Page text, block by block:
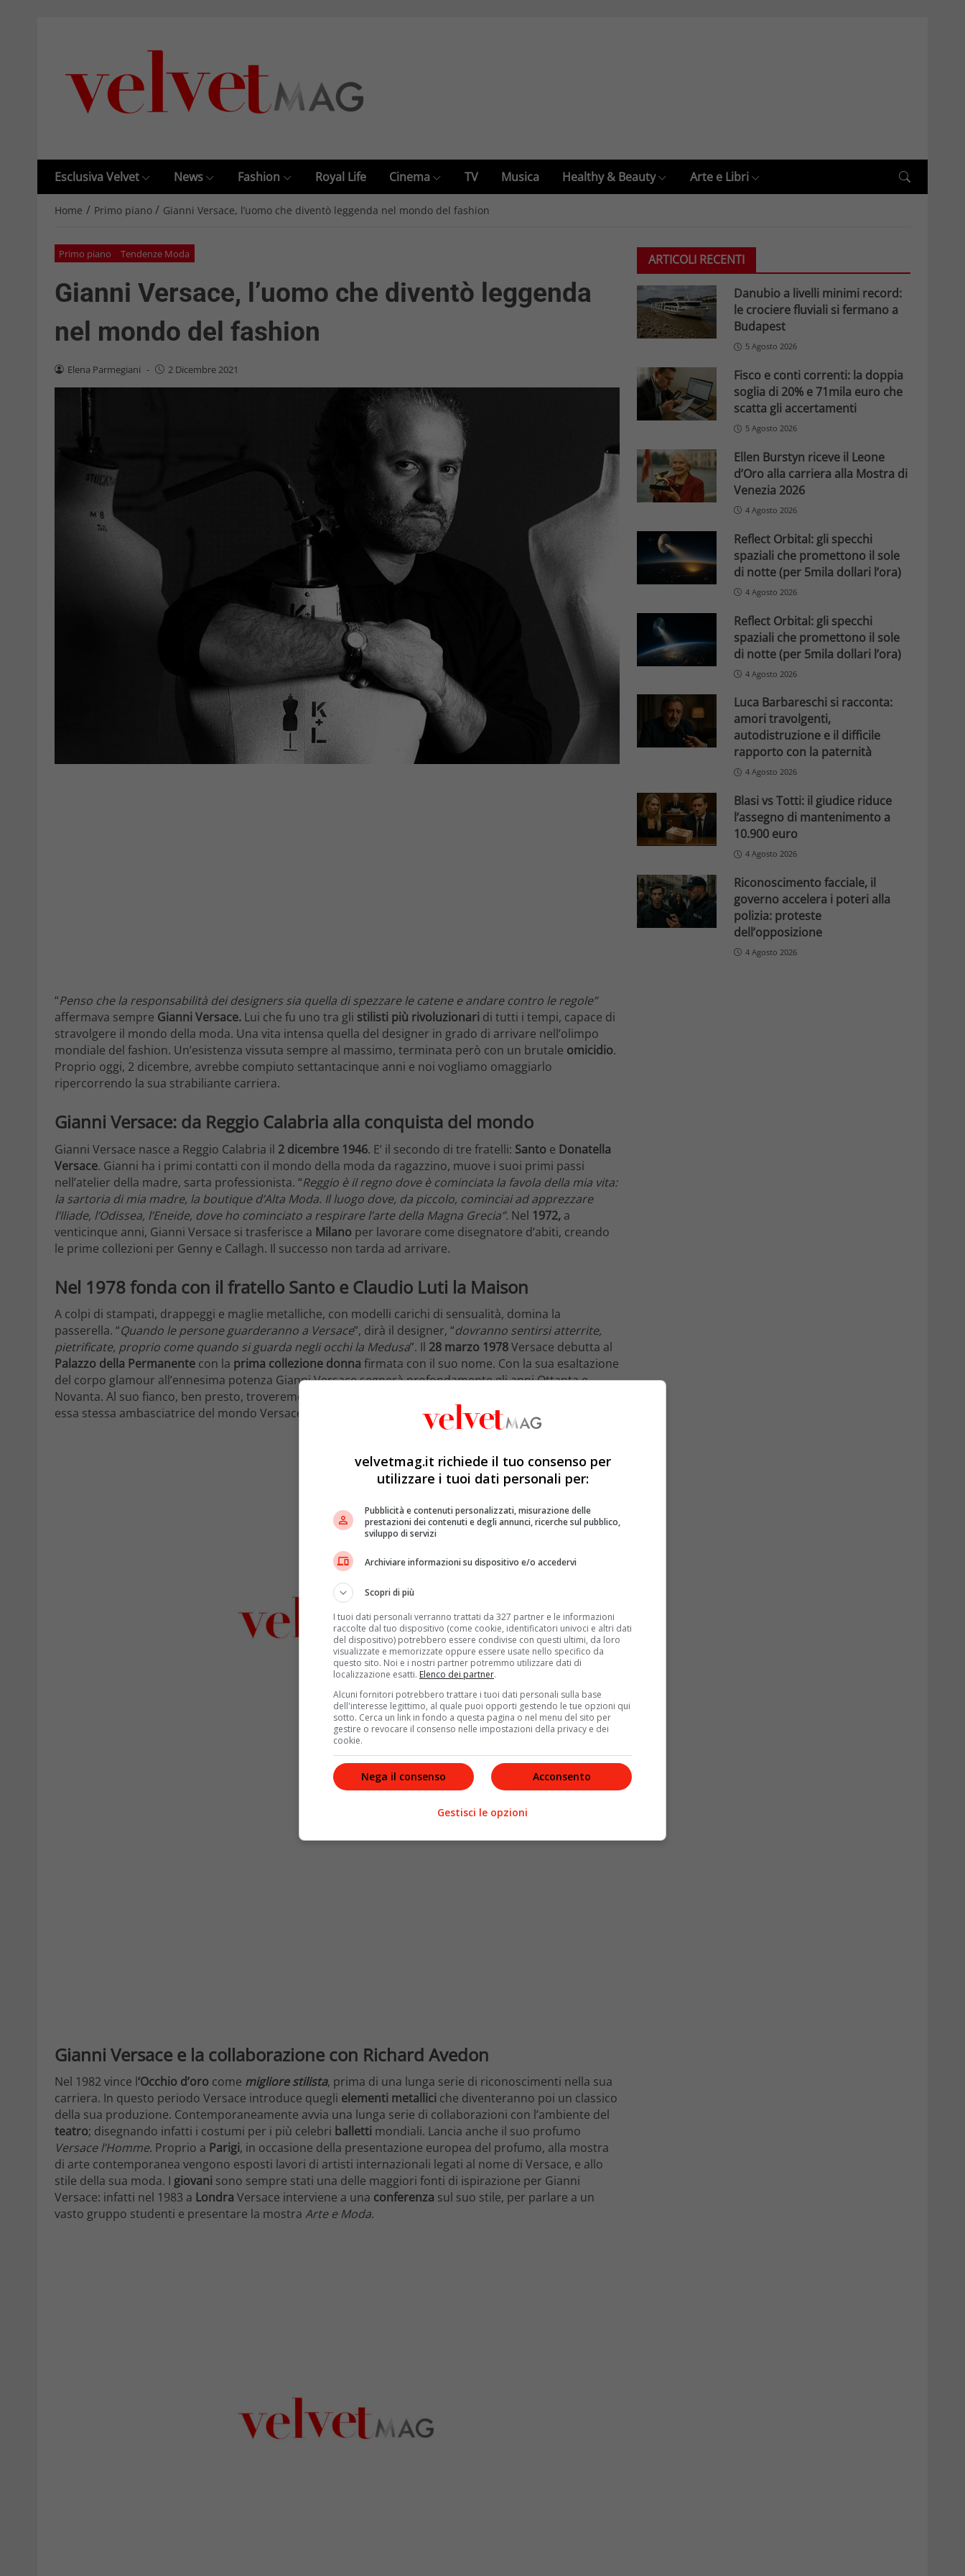
Esclusiva Velvet News Fashion Royal Life Cinema TV Musica Healthy & Beauty Arte e Libri
Home / Primo piano / Gianni Versace, l’uomo che diventò leggenda nel mondo del fashion
Primo piano Tendenze Moda
Gianni Versace, l’uomo che diventò leggenda
nel mondo del fashion
Elena Parmegiani - 2 Dicembre 2021
“Penso che la responsabilità dei designers sia quella di spezzare le catene e andare contro le regole”
affermava sempre Gianni Versace. Lui che fu uno tra gli stilisti più rivoluzionari di tutti i tempi, capace di
stravolgere il mondo della moda. Una vita intensa quella del designer in grado di arrivare nell’olimpo
mondiale del fashion. Un’esistenza vissuta sempre al massimo, terminata però con un brutale omicidio.
Proprio oggi, 2 dicembre, avrebbe compiuto settantacinque anni e noi vogliamo omaggiarlo
ripercorrendo la sua strabiliante carriera.
Gianni Versace: da Reggio Calabria alla conquista del mondo
Gianni Versace nasce a Reggio Calabria il 2 dicembre 1946. E’ il secondo di tre fratelli: Santo e Donatella
Versace. Gianni ha i primi contatti con il mondo della moda da ragazzino, muove i suoi primi passi
nell’atelier della madre, sarta professionista. “Reggio è il regno dove è cominciata la favola della mia vita:
la sartoria di mia madre, la boutique d’Alta Moda. Il luogo dove, da piccolo, cominciai ad apprezzare
l’Iliade, l’Odissea, l’Eneide, dove ho cominciato a respirare l’arte della Magna Grecia”. Nel 1972, a
venticinque anni, Gianni Versace si trasferisce a Milano per lavorare come disegnatore d’abiti, creando
le prime collezioni per Genny e Callagh. Il successo non tarda ad arrivare.
Nel 1978fonda con il fratello Santo e Claudio Luti la Maison
A colpi di stampati, drappeggi e maglie metalliche, con modelli carichi di sensualità, domina la
passerella. “Quando le persone guarderanno a Versace”, dirà il designer, “dovranno sentirsi atterrite,
pietrificate, proprio come quando si guarda negli occhi la Medusa”. Il 28 marzo 1978Versace debutta al
Palazzo della Permanente con la prima collezione donna firmata con il suo nome. Con la sua esaltazione
del corpo glamour all’ennesima potenza Gianni Versace segnerà profondamente gli anni Ottanta e
Novanta. Al suo fianco, ben presto, troveremo anche sua sorella
essa stessa ambasciatrice del mondo Versace, e traghetterà nel nuovo millennio l’azienda di famiglia.
Gianni Versace e la collaborazione con Richard Avedon
Nel 1982 vince l‘Occhio d’oro come migliore stilista, prima di una lunga serie di riconoscimenti nella sua
carriera. In questo periodo Versace introduce quegli elementi metallici che diventeranno poi un classico
della sua produzione. Contemporaneamente avvia una lunga serie di collaborazioni con l’ambiente del
teatro; disegnando infatti i costumi per i più celebri balletti mondiali. Lancia anche il suo profumo
Versace l’Homme. Proprio a Parigi, in occasione della presentazione europea del profumo, alla mostra
di arte contemporanea vengono esposti lavori di artisti internazionali legati al nome di Versace, e allo
stile della sua moda. I giovani sono sempre stati una delle maggiori fonti di ispirazione per Gianni
Versace: infatti nel 1983 a Londra Versace interviene a una conferenza sul suo stile, per parlare a un
vasto gruppo studenti e presentare la mostra Arte e Moda.
ARTICOLI RECENTI
Danubio a livelli minimi record:
le crociere fluviali si fermano a
Budapest
5 Agosto 2026
Fisco e conti correnti: la doppia
soglia di 20% e 71mila euro che
scatta gli accertamenti
5 Agosto 2026
Ellen Burstyn riceve il Leone
d’Oro alla carriera alla Mostra di
Venezia 2026
4 Agosto 2026
Reflect Orbital: gli specchi
spaziali che promettono il sole
di notte (per 5mila dollari l’ora)
4 Agosto 2026
Reflect Orbital: gli specchi
spaziali che promettono il sole
di notte (per 5mila dollari l’ora)
4 Agosto 2026
Luca Barbareschi si racconta:
amori travolgenti,
autodistruzione e il difficile
rapporto con la paternità
4 Agosto 2026
Blasi vs Totti: il giudice riduce
l’assegno di mantenimento a
10.900 euro
4 Agosto 2026
Riconoscimento facciale, il
governo accelera i poteri alla
polizia: proteste
dell’opposizione
4 Agosto 2026
velvetmag.it richiede il tuo consenso per
utilizzare i tuoi dati personali per:
Pubblicità e contenuti personalizzati, misurazione delle
prestazioni dei contenuti e degli annunci, ricerche sul pubblico,
sviluppo di servizi
Archiviare informazioni su dispositivo e/o accedervi
Scopri di più
I tuoi dati personali verranno trattati da 327 partner e le informazioni
raccolte dal tuo dispositivo (come cookie, identificatori univoci e altri dati
del dispositivo) potrebbero essere condivise con questi ultimi, da loro
visualizzate e memorizzate oppure essere usate nello specifico da
questo sito. Noi e i nostri partner potremmo utilizzare dati di
localizzazione esatti. Elenco dei partner.
Alcuni fornitori potrebbero trattare i tuoi dati personali sulla base
dell'interesse legittimo, al quale puoi opporti gestendo le tue opzioni qui
sotto. Cerca un link in fondo a questa pagina o nel menu del sito per
gestire o revocare il consenso nelle impostazioni della privacy e dei
cookie.
Acconsento
Nega il consenso
Gestisci le opzioni